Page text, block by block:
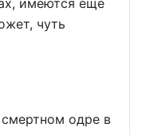
имеются еще
чуть
одре в